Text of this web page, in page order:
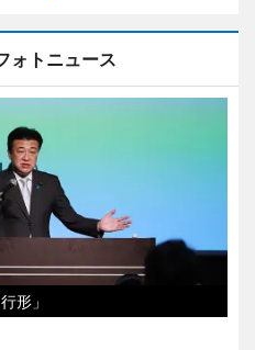
ォトニュース
形」